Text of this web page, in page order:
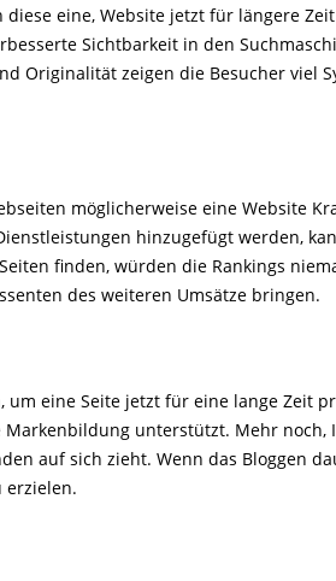
eine, Website jetzt für längere
Sichtbarkeit in den
Originalität zeigen die Besucher viel
möglicherweise eine Website
hinzugefügt werden,
finden, würden die Rankings
des weiteren Umsätze bringen.
um eine Seite jetzt für eine lange Zeit
unterstützt. Mehr
auf sich zieht. Wenn das Bloggen
erzielen.